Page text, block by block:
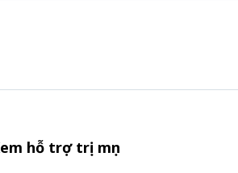
hỗ trợ trị mụn